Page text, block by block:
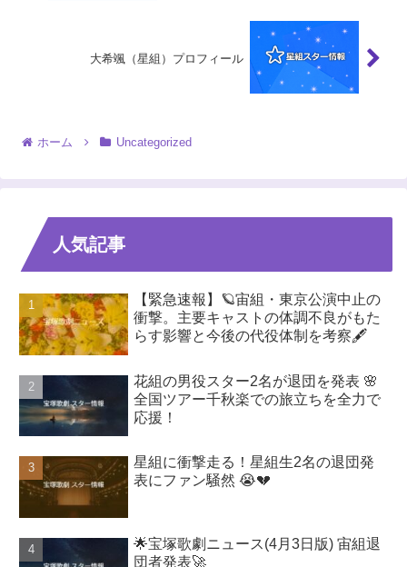
大希颯（星組）プロフィール
ホーム Uncategorized
人気記事
【緊急速報】🪐宙組・東京公演中止の
衝撃。主要キャストの体調不良がもた
らす影響と今後の代役体制を考察🖋️
花組の男役スター2名が退団を発表 🌸
全国ツアー千秋楽での旅立ちを全力で
応援！
星組に衝撃走る！星組生2名の退団発
表にファン騒然 😭💔
🌟宝塚歌劇ニュース(4月3日版) 宙組退
団者発表🚀